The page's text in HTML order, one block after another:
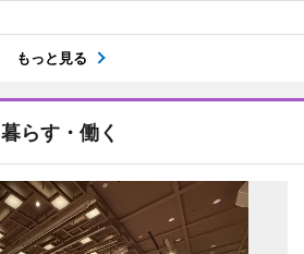
もっと見る
暮らす・働く